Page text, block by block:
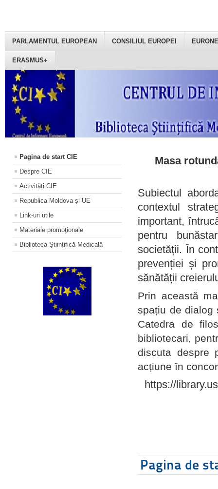
PARLAMENTUL EUROPEAN CONSILIUL EUROPEI
ERASMUS+
Pagina de start CIE
Despre CIE
Activități CIE
Republica Moldova și UE
Link-uri utile
Materiale promoţionale
Biblioteca Științifică Medicală
Masa
Subiectul
contextul
important,
pentru
societății. În
prevenției și
sănătății
Prin această
spațiu de dialog
Catedra de
bibliotecari,
discuta despre
acțiune în
https://
Pagina de